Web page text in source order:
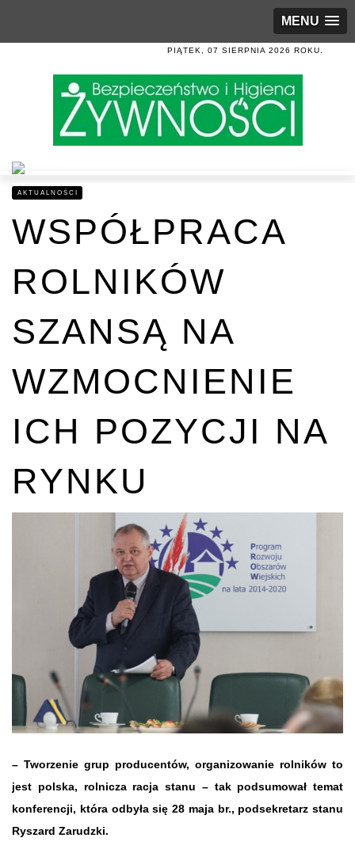
MENU
PIĄTEK, 07 SIERPNIA 2026 ROKU.
AKTUALNOŚCI
WSPÓŁPRACA
ROLNIKÓW
SZANSĄ NA
WZMOCNIENIE
ICH POZYCJI NA
RYNKU
– Tworzenie grup producentów, organizowanie rolników to
jest polska, rolnicza racja stanu – tak podsumował temat
konferencji, która odbyła się 28 maja br., podsekretarz stanu
Ryszard Zarudzki.